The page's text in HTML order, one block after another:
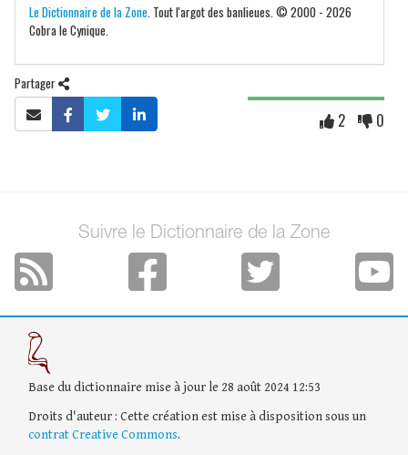
Le Dictionnaire de la Zone . Tout l'argot des banlieues. © 2000 - 2026
Cobra le Cynique.
Partager
2 0
Suivre le Dictionnaire de la Zone
Base du dictionnaire mise à jour le 28 août 2024 12:53
Droits d'auteur : Cette création est mise à disposition sous un
contrat Creative Commons.